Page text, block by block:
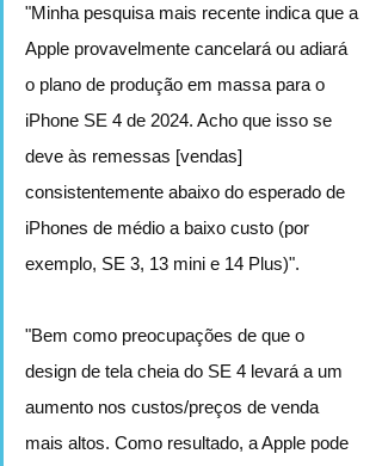
"Minha pesquisa mais recente indica que a
Apple provavelmente cancelará ou adiará
o plano de produção em massa para o
iPhone SE 4 de 2024. Acho que isso se
deve às remessas [vendas]
consistentemente abaixo do esperado de
iPhones de médio a baixo custo (por
exemplo, SE 3, 13 mini e 14 Plus)".
"Bem como preocupações de que o
design de tela cheia do SE 4 levará a um
aumento nos custos/preços de venda
mais altos. Como resultado, a Apple pode